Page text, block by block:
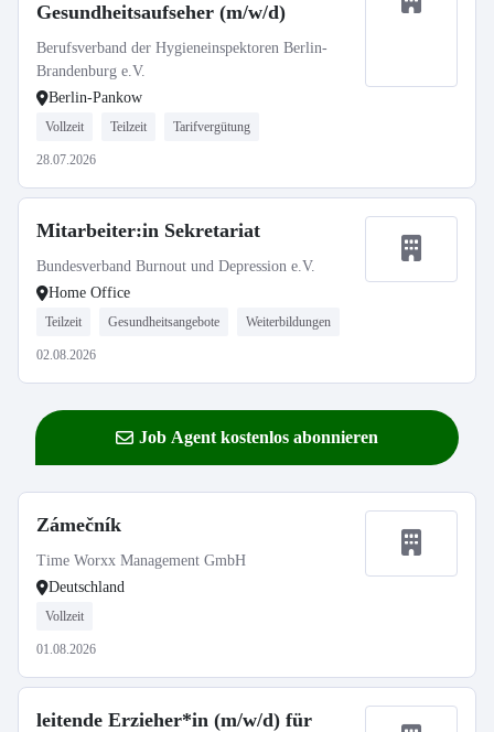
Gesundheitsaufseher (m/w/d)
Berufsverband der Hygieneinspektoren Berlin-
Brandenburg e.V.
Berlin-Pankow
Vollzeit Teilzeit Tarifvergütung
28.07.2026
Mitarbeiter:in Sekretariat
Bundesverband Burnout und Depression e.V.
Home Office
Teilzeit Gesundheitsangebote Weiterbildungen
02.08.2026
Job Agent kostenlos abonnieren
Zámečník
Time Worxx Management GmbH
Deutschland
Vollzeit
01.08.2026
leitende Erzieher*in (m/w/d) für